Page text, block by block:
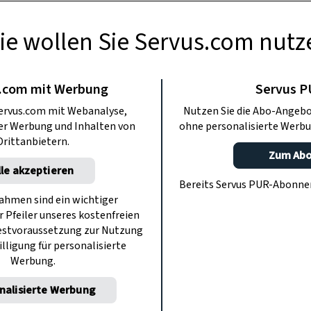
Ernährung
viel leisten. Apotheker Alexander
ihrer Arbeit unterstützen kann.
wollen Sie Servus.com
mit Werbung
mit Webanalyse,
Werbung und Inhalten von
akzeptieren
sind ein wichtiger
unseres kostenfreien
zur Nutzung
für personalisierte
Werbung.
Werbung
Servus
Nutzen Sie die Abo-
ohne personalisierte
Zum
Bereits Servus PUR-